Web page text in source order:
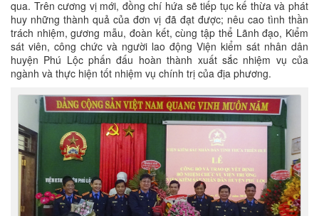
qua. Trên cương vị mới, đồng chí hứa sẽ tiếp tục kế thừa và phát
huy những thành quả của đơn vị đã đạt được; nêu cao tình thần
trách nhiệm, gương mẫu, đoàn kết, cùng tập thể Lãnh đạo, Kiểm
sát viên, công chức và người lao động Viện kiểm sát nhân dân
huyện Phú Lộc phấn đấu hoàn thành xuất sắc nhiệm vụ của
ngành và thực hiện tốt nhiệm vụ chính trị của địa phương.